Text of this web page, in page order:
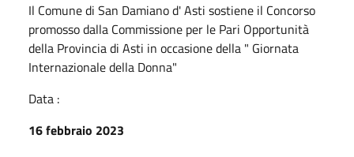
Il Comune di San Damiano d' Asti sostiene il Concorso
promosso dalla Commissione per le Pari Opportunità
della Provincia di Asti in occasione della " Giornata
Internazionale della Donna"
Data :
16 febbraio 2023